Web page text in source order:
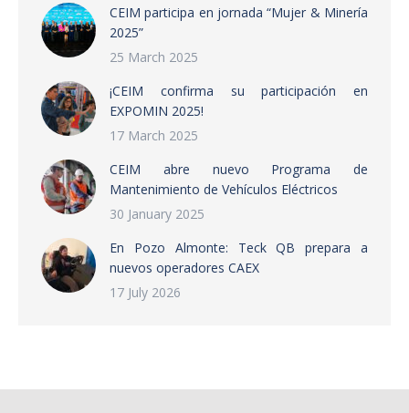
CEIM participa en jornada “Mujer & Minería
2025”
25 March 2025
¡CEIM confirma su participación en
EXPOMIN 2025!
17 March 2025
CEIM abre nuevo Programa de
Mantenimiento de Vehículos Eléctricos
30 January 2025
En Pozo Almonte: Teck QB prepara a
nuevos operadores CAEX
17 July 2026